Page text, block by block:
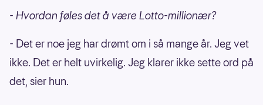
- Hvordan føles det å være Lotto-millionær?
- Det er noe jeg har drømt om i så mange år. Jeg vet
ikke. Det er helt uvirkelig. Jeg klarer ikke sette ord på
det, sier hun.